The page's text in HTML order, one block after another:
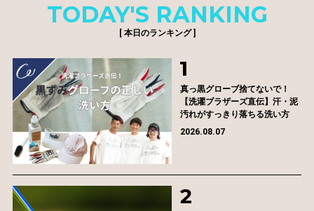
TODAY'S RANKING
[ 本日のランキング ]
真っ黒グローブ捨てないで！
【洗濯ブラザーズ直伝】汗・泥
汚れがすっきり落ちる洗い方
2026.08.07